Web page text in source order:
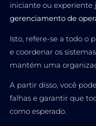
iniciante ou experiente
gerenciamento de
Isto, refere-se a todo o
e coordenar os
mantém uma
A partir disso, você
falhas e garantir que
como esperado.